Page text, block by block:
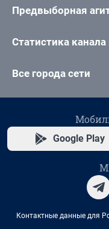
Предвыборная
Статистика канала
Все города сети
Google Play
Контактные данные для